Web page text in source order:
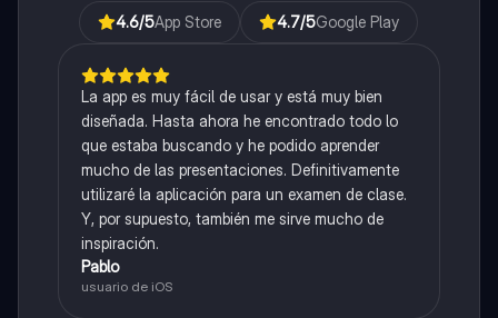
4.6/5App Store 4.7/5Google Play
La app es muy fácil de usar y está muy bien
diseñada. Hasta ahora he encontrado todo lo
que estaba buscando y he podido aprender
mucho de las presentaciones. Definitivamente
utilizaré la aplicación para un examen de clase.
Y, por supuesto, también me sirve mucho de
inspiración.
Pablo
usuario de iOS